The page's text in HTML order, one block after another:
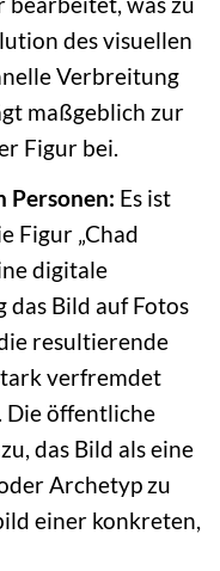
des visuellen
Verbreitung
maßgeblich zur
Figur bei.
Personen: Es ist
Figur „Chad
digitale
Bild auf Fotos
resultierende
verfremdet
Die öffentliche
das Bild als eine
Archetyp zu
einer konkreten,